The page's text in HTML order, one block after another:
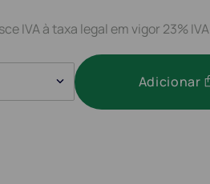
IVA à taxa legal em vigor 23% IVA
Adicionar